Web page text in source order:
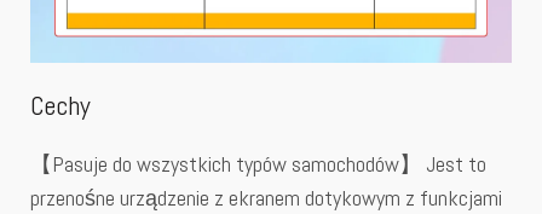
Cechy
【Pasuje do wszystkich typów samochodów】 Jest to
przenośne urządzenie z ekranem dotykowym z funkcjami